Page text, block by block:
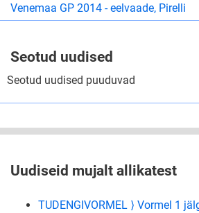
Venemaa GP 2014 - eelvaade, Pirelli
Seotud uudised
Seotud uudised puuduvad
Uudiseid mujalt allikatest
TUDENGIVORMEL ⟩ Vormel 1